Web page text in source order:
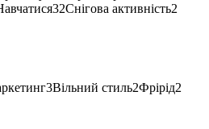
32Снігова активність2
3Вільний стиль2Фрірід2